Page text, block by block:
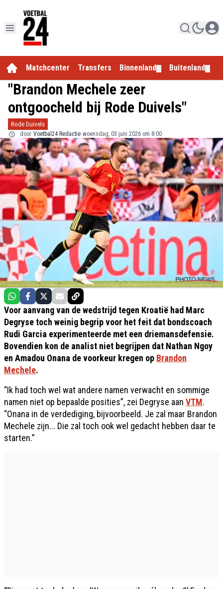
Matchcenter Transfers Binnenland Buitenland
"Brandon Mechele zeer
ontgoocheld bij Rode Duivels"
Rode Duivels
door Voetbal24 Redactie woensdag, 03 juni 2026 om 8:00
Voor aanvang van de wedstrijd tegen Kroatië had Marc
Degryse toch weinig begrip voor het feit dat bondscoach
Rudi Garcia experimenteerde met een driemansdefensie.
Bovendien kon de analist niet begrijpen dat Nathan Ngoy
en Amadou Onana de voorkeur kregen op Brandon
Mechele.
“Ik had toch wel wat andere namen verwacht en sommige
namen niet op bepaalde posities”, zei Degryse aan VTM.
“Onana in de verdediging, bijvoorbeeld. Je zal maar Brandon
Mechele zijn... Die zal toch ook wel gedacht hebben daar te
starten.”